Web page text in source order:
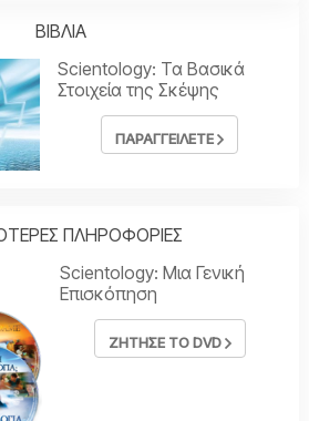
ΒΙΒΛΙΑ
Scientology: Τα Βασικά
Στοιχεία της Σκέψης
ΠΑΡΑΓΓΕΙΛΕΤΕ
ΠΛΗΡΟΦΟΡΙΕΣ
Scientology: Μια Γενική
Επισκόπηση
ΖΗΤΗΣΕ ΤΟ DVD